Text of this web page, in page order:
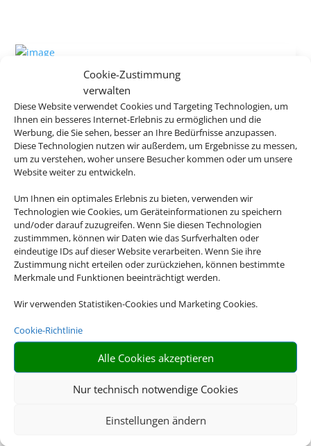
Cookie-Zustimmung
verwalten
Diese Website verwendet Cookies und Targeting Technologien, um
Ihnen ein besseres Internet-Erlebnis zu ermöglichen und die
Werbung, die Sie sehen, besser an Ihre Bedürfnisse anzupassen.
Diese Technologien nutzen wir außerdem, um Ergebnisse zu messen,
um zu verstehen, woher unsere Besucher kommen oder um unsere
Website weiter zu entwickeln.
Um Ihnen ein optimales Erlebnis zu bieten, verwenden wir
Technologien wie Cookies, um Geräteinformationen zu speichern
und/oder darauf zuzugreifen. Wenn Sie diesen Technologien
zustimmmen, können wir Daten wie das Surfverhalten oder
eindeutige IDs auf dieser Website verarbeiten. Wenn Sie ihre
Zustimmung nicht erteilen oder zurückziehen, können bestimmte
Merkmale und Funktionen beeinträchtigt werden.
Wir verwenden Statistiken-Cookies und Marketing Cookies.
Cookie-Richtlinie
Alle Cookies akzeptieren
Nur technisch notwendige Cookies
Einstellungen ändern
Scenic Hotel Bay of Islands
Paihia, Nordinsel
ab305 €
Sudima Lake Rotorua
Rotorua, Nordinsel
ab314 €